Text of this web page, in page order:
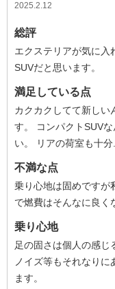
2025.2.12
総評
エクステリアが気に入
SUVだと思います。
満足している点
カクカクしてて新しい
す。 コンパクトSUV
い。 リアの荷室も十分...
不満な点
乗り心地は固めですが
で燃費はそんなに良く
乗り心地
足の固さは個人の感じ
ノイズ等もそれなり
ます。